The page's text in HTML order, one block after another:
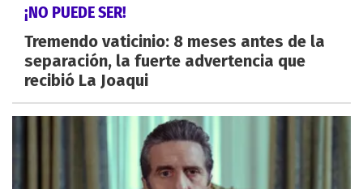
¡NO PUEDE SER!
Tremendo vaticinio: 8 meses antes de la
separación, la fuerte advertencia que
recibió La Joaqui